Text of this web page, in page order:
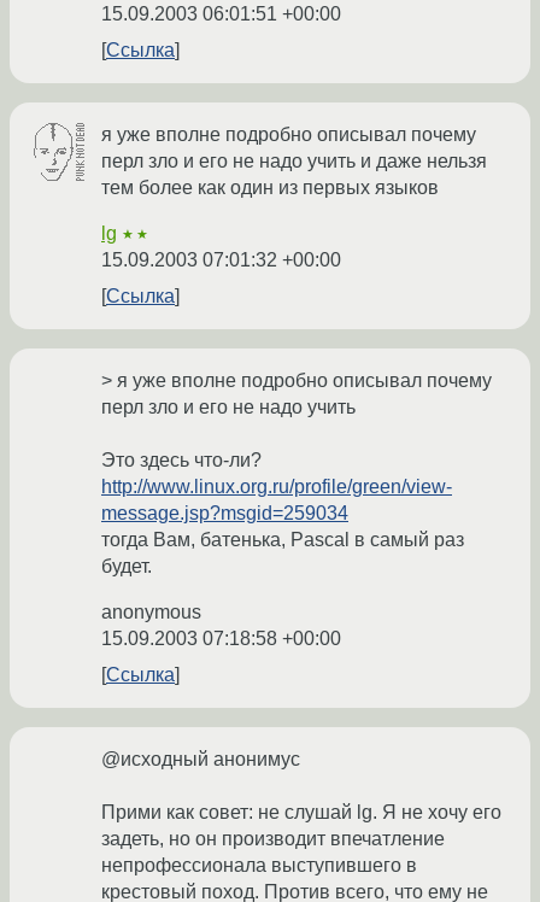
15.09.2003 06:01:51 +00:00
Ссылка
я уже вполне подробно описывал почему
перл зло и его не надо учить и даже нельзя
тем более как один из первых языков
lg ★★
15.09.2003 07:01:32 +00:00
Ссылка
> я уже вполне подробно описывал почему
перл зло и его не надо учить
Это здесь что-ли?
http://www.linux.org.ru/profile/green/view-
message.jsp?msgid=259034
тогда Вам, батенька, Pascal в самый раз
будет.
anonymous
15.09.2003 07:18:58 +00:00
Ссылка
@исходный анонимус
Прими как совет: не слушай lg. Я не хочу его
задеть, но он производит впечатление
непрофессионала выступившего в
крестовый поход. Против всего, что ему не